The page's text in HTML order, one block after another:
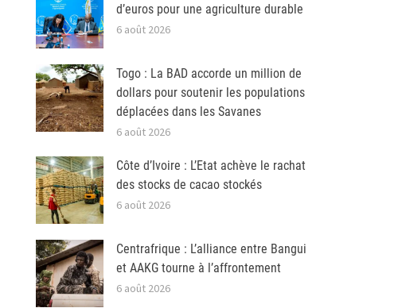
d’euros pour une agriculture durable
6 août 2026
Togo : La BAD accorde un million de
dollars pour soutenir les populations
déplacées dans les Savanes
6 août 2026
Côte d’Ivoire : L’Etat achève le rachat
des stocks de cacao stockés
6 août 2026
Centrafrique : L’alliance entre Bangui
et AAKG tourne à l’affrontement
6 août 2026